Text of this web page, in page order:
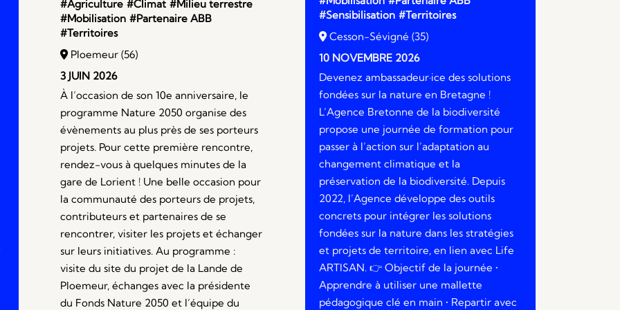
#Agriculture #Climat #Milieu terrestre
#Mobilisation #Partenaire ABB
#Territoires
Ploemeur (56)
3 JUIN 2026
À l’occasion de son 10e anniversaire, le
programme Nature 2050 organise des
évènements au plus près de ses porteurs
projets. Pour cette première rencontre,
rendez-vous à quelques minutes de la
gare de Lorient ! Une belle occasion pour
la communauté des porteurs de projets,
contributeurs et partenaires de se
rencontrer, visiter les projets et échanger
sur leurs initiatives. Au programme :
visite du site du projet de la Lande de
Ploemeur, échanges avec la présidente
du Fonds Nature 2050 et l’équipe du
#Sensibilisation #Territoires
Cesson-Sévigné (35)
10 NOVEMBRE 2026
Devenez ambassadeur·ice des solutions
fondées sur la nature en Bretagne !
L’Agence Bretonne de la biodiversité
propose une journée de formation pour
passer à l’action sur l’adaptation au
changement climatique et la
préservation de la biodiversité. Depuis
2022, l’Agence développe des outils
concrets pour intégrer les solutions
fondées sur la nature dans les stratégies
et projets de territoire, en lien avec Life
ARTISAN. 👉 Objectif de la journée •
Apprendre à utiliser une mallette
pédagogique clé en main • Repartir avec